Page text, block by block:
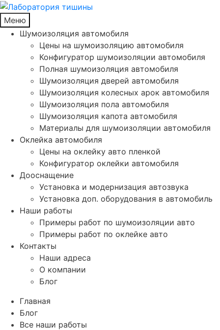
Меню
Шумоизоляция автомобиля
Цены на шумоизоляцию автомобиля
Конфигуратор шумоизоляции автомобиля
Полная шумоизоляция автомобиля
Шумоизоляция дверей автомобиля
Шумоизоляция колесных арок автомобиля
Шумоизоляция пола автомобиля
Шумоизоляция капота автомобиля
Материалы для шумоизоляции автомобиля
Оклейка автомобиля
Цены на оклейку авто пленкой
Конфигуратор оклейки автомобиля
Дооснащение
Установка и модернизация автозвука
Установка доп. оборудования в автомобиль
Наши работы
Примеры работ по шумоизоляции авто
Примеры работ по оклейке авто
Контакты
Наши адреса
О компании
Блог
Главная
Блог
Все наши работы